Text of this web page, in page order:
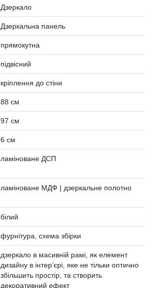
Дзеркало
Дзеркальна панель
прямокутна
підвісний
кріплення до стіни
88 см
97 см
6 см
ламіноване ДСП
ламіноване МДФ | дзеркальне полотно
білий
фурнітура, схема збірки
дзеркало в масивній рамі, як елемент
дизайну в інтер’єрі, яке не тільки оптично
збільшить простір, та створить
декоративний ефект